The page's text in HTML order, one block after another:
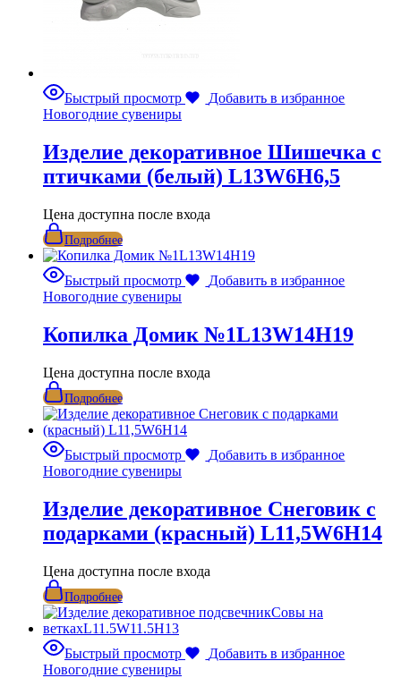
Быстрый просмотр
Добавить в избранное
Новогодние сувениры
Изделие декоративное Шишечка с
птичками (белый) L13W6H6,5
Цена доступна после входа
Подробнее
Быстрый просмотр
Добавить в избранное
Новогодние сувениры
Копилка Домик №1L13W14H19
Цена доступна после входа
Подробнее
Быстрый просмотр
Добавить в избранное
Новогодние сувениры
Изделие декоративное Снеговик с
подарками (красный) L11,5W6H14
Цена доступна после входа
Подробнее
Быстрый просмотр
Добавить в избранное
Новогодние сувениры